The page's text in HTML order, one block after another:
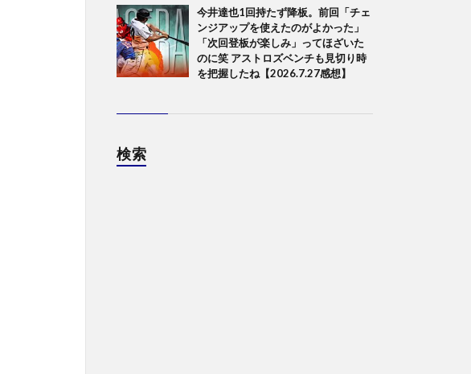
今井達也1回持たず降板。前回「チェ
ンジアップを使えたのがよかった」
「次回登板が楽しみ」ってほざいた
のに笑 アストロズベンチも見切り時
を把握したね【2026.7.27感想】
検索